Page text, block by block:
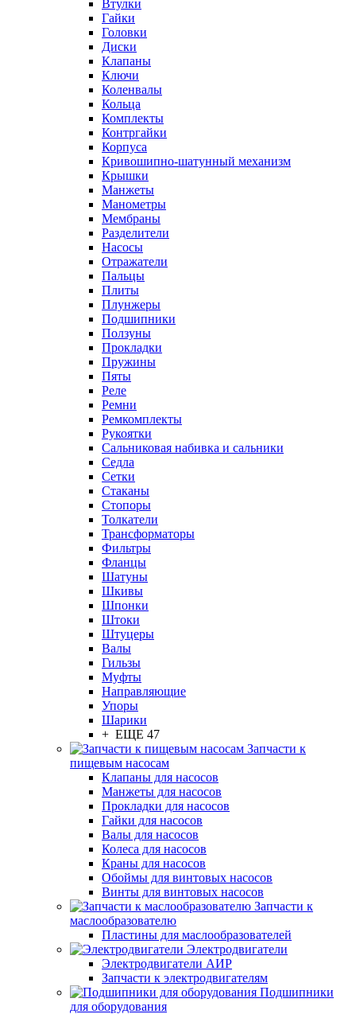
Втулки
Гайки
Головки
Диски
Клапаны
Ключи
Коленвалы
Кольца
Комплекты
Контргайки
Корпуса
Кривошипно-шатунный механизм
Крышки
Манжеты
Манометры
Мембраны
Разделители
Насосы
Отражатели
Пальцы
Плиты
Плунжеры
Подшипники
Ползуны
Прокладки
Пружины
Пяты
Реле
Ремни
Ремкомплекты
Рукоятки
Сальниковая набивка и сальники
Седла
Сетки
Стаканы
Стопоры
Толкатели
Трансформаторы
Фильтры
Фланцы
Шатуны
Шкивы
Шпонки
Штоки
Штуцеры
Валы
Гильзы
Муфты
Направляющие
Упоры
Шарики
+ ЕЩЕ 47
Запчасти к
пищевым насосам
Клапаны для насосов
Манжеты для насосов
Прокладки для насосов
Гайки для насосов
Валы для насосов
Колеса для насосов
Краны для насосов
Обоймы для винтовых насосов
Винты для винтовых насосов
Запчасти к
маслообразователю
Пластины для маслообразователей
Электродвигатели
Электродвигатели АИР
Запчасти к электродвигателям
Подшипники
для оборудования